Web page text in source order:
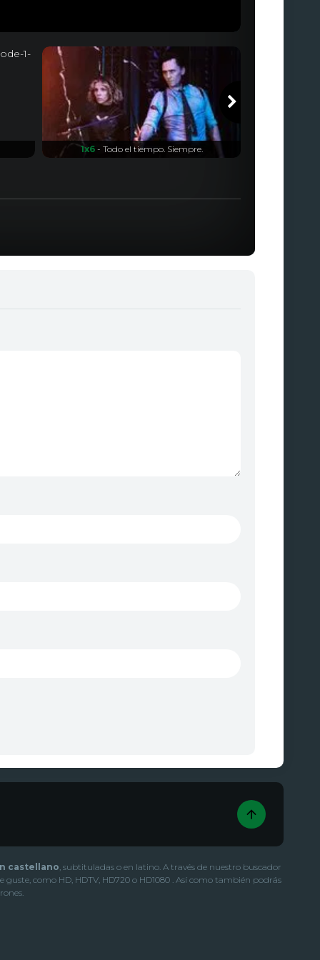
1x6- Todo el tiempo. Siempre.
castellano, subtituladas o en latino. A través de nuestro buscador
guste, como HD, HDTV, HD720 o HD1080 . Así como también podrás